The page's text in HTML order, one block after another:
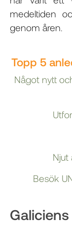
medeltiden
genom åren.
Topp 5
Något nytt
Njut
Besök